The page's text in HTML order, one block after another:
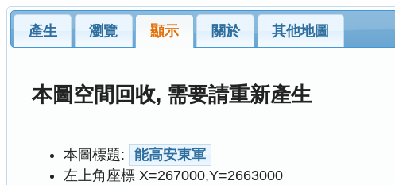
產生 瀏覽 顯示 關於 其他地圖
本圖空間回收, 需要請重新產生
本圖標題:
能高安東軍
左上角座標 X=267000,Y=2663000